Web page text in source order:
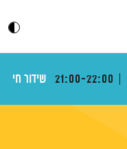
21:00-22:00 שידור חי